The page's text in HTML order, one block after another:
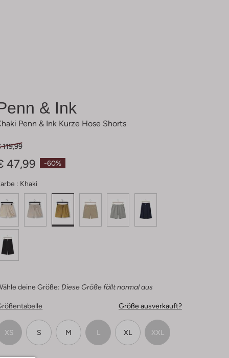
& Ink
Penn & Ink Kurze Hose Shorts
-60%
119,99
47,99
: Khaki
deine Größe: Diese Größe fällt normal aus
Größe ausverkauft?
XS S M L XL XXL